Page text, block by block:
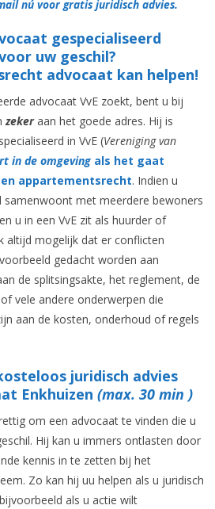
nú voor gratis juridisch advies.
gespecialiseerd
uw geschil?
advocaat kan helpen!
advocaat VvE zoekt, bent u bij
zeker aan het goede adres. Hij is
in VvE (Vereniging van
in de omgevingals het gaat
appartementsrecht. Indien u
samenwoont met meerdere bewoners
u in een VvE zit als huurder of
altijd mogelijk dat er conflicten
gedacht worden aan
de splitsingsakte, het reglement, de
vele andere onderwerpen die
aan de kosten, onderhoud of regels
juridisch advies
Enkhuizen (max. 30 min )
om een advocaat te vinden die u
Hij kan u immers ontlasten door
kennis in te zetten bij het
Zo kan hij uu helpen als u juridisch
als u actie wilt